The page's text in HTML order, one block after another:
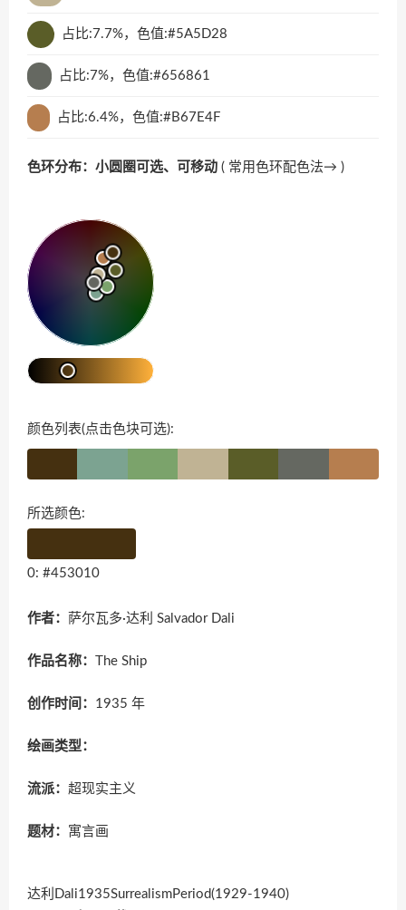
占比:7.7%，色值:#5A5D28
占比:7%，色值:#656861
占比:6.4%，色值:#B67E4F
色环分布：小圆圈可选、可移动 ( 常用色环配色法→ )
颜色列表(点击色块可选):
所选颜色:
0: #453010
作者： 萨尔瓦多·达利 Salvador Dali
作品名称： The Ship
创作时间： 1935 年
绘画类型：
流派： 超现实主义
题材： 寓言画
达利Dali1935SurrealismPeriod(1929-1940)